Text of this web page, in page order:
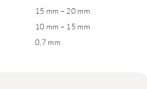
15 mm – 20 mm
10 mm – 15 mm
0,7 mm